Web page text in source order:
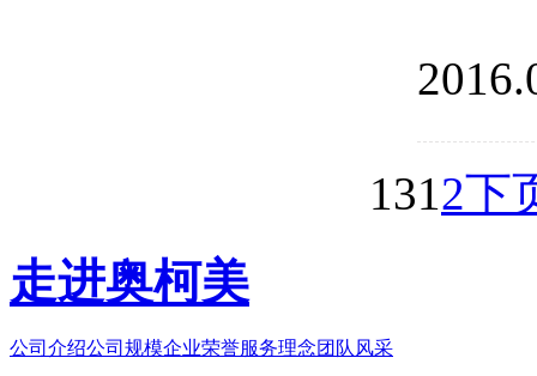
1312下
走进奥柯美
公司介绍公司规模企业荣誉服务理念团队风采